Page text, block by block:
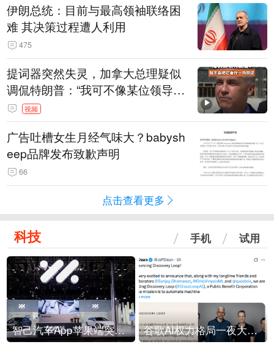
伊朗总统：目前与最高领袖联络困
难 其决策过程遭人利用
475
提词器突然失灵，加拿大总理疑似
调侃特朗普：“我可不像某位领导
人，把这当成一场阴谋”，全场哄笑
视频
广告吐槽女生月经气味大？babysh
eep品牌发布致歉声明
66
点击查看更多
科技 手机 试用
智己汽车App苹果端突然“下架” 谷歌AI权力格局一夜大洗牌